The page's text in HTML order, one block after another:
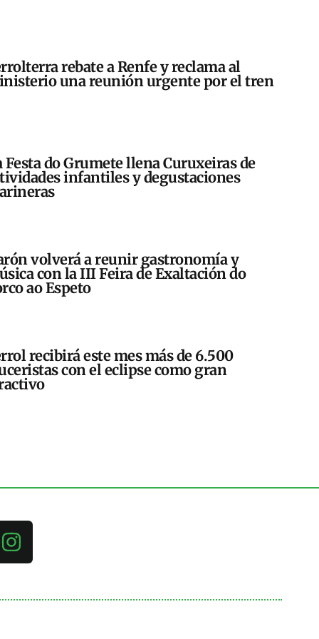
rebate a Renfe y reclama al
una reunión urgente por el tren
Festa do Grumete llena Curuxeiras de
infantiles y degustaciones
volverá a reunir gastronomía y
con la III Feira de Exaltación do
ao Espeto
recibirá este mes más de 6.500
con el eclipse como gran